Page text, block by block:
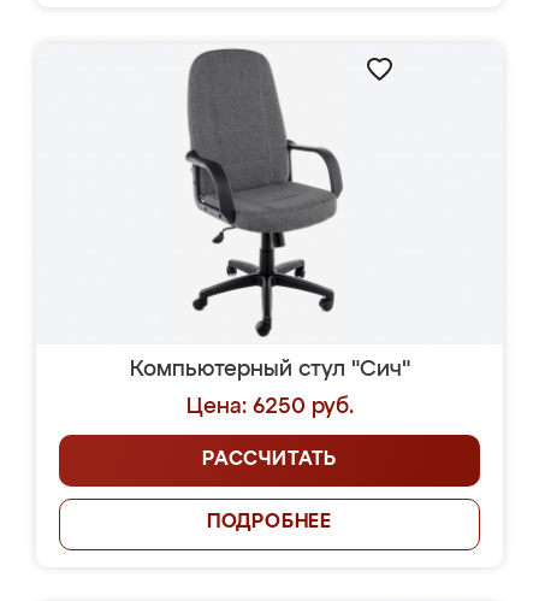
Компьютерный стул "Сич"
Цена: 6250 руб.
РАССЧИТАТЬ
ПОДРОБНЕЕ